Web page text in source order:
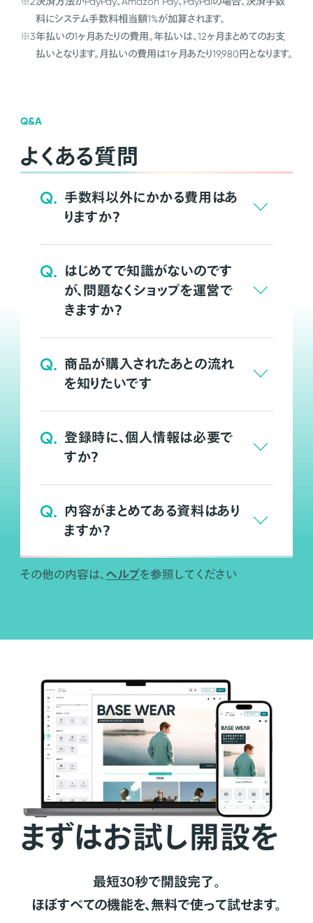
料にシステム手数料相当額1%が加算されます。
※3年払いの1ヶ月あたりの費用。年払いは、12ヶ月まとめてのお支
払いとなります。月払いの費用は1ヶ月あたり19,980円となります。
Q&A
よくある質問
Q. 手数料以外にかかる費用はあ
りますか？
Q. はじめてで知識がないのです
が、問題なくショップを運営で
きますか？
Q. 商品が購入されたあとの流れ
を知りたいです
Q. 登録時に、個人情報は必要で
すか？
Q. 内容がまとめてある資料はあり
ますか？
その他の内容は、 ヘルプを参照してください
まずはお試し開設を
最短30秒で開設完了。
ほぼすべての機能を、無料で使って試せます。